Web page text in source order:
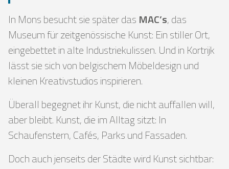
In Mons besucht sie später das MAC’s, das
Museum für zeitgenössische Kunst: Ein stiller Ort,
eingebettet in alte Industriekulissen. Und in Kortrijk
lässt sie sich von belgischem Möbeldesign und
kleinen Kreativstudios inspirieren.
Überall begegnet ihr Kunst, die nicht auffallen will,
aber bleibt. Kunst, die im Alltag sitzt: In
Schaufenstern, Cafés, Parks und Fassaden.
Doch auch jenseits der Städte wird Kunst sichtbar: